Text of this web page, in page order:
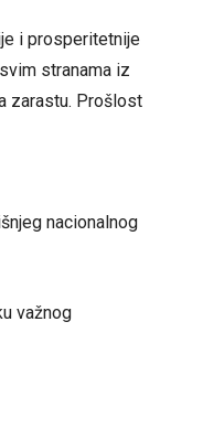
i prosperitetnije
stranama iz
zarastu. Prošlost
nacionalnog
važnog